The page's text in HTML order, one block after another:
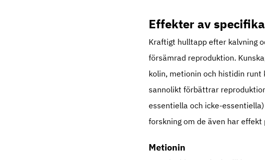
Effekter av
Kraftigt hulltapp efter kalvning
försämrad reproduktion.
kolin, metionin och histidin runt
sannolikt förbättrar
essentiella och icke-
forskning om de även har
Metionin